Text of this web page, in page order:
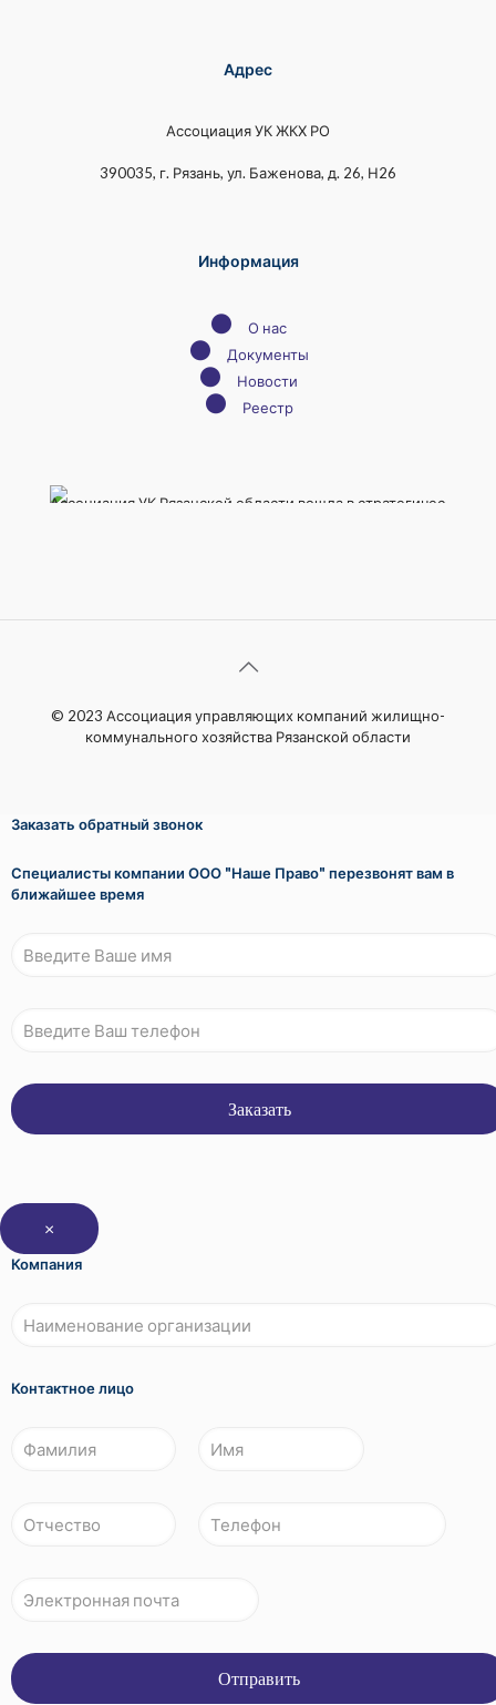
Адрес
Ассоциация УК ЖКХ РО
390035, г. Рязань, ул. Баженова, д. 26, Н26
Информация
● О нас
● Документы
● Новости
● Реестр
© 2023 Ассоциация управляющих компаний жилищно-
коммунального хозяйства Рязанской области
Заказать обратный звонок
Специалисты компании ООО "Наше Право" перезвонят вам в
ближайшее время
×
Компания
Контактное лицо